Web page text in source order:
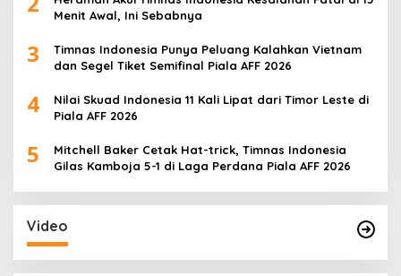
Menit Awal, Ini Sebabnya
3
Timnas Indonesia Punya Peluang Kalahkan Vietnam
dan Segel Tiket Semifinal Piala AFF 2026
4
Nilai Skuad Indonesia 11 Kali Lipat dari Timor Leste di
Piala AFF 2026
5
Mitchell Baker Cetak Hat-trick, Timnas Indonesia
Gilas Kamboja 5-1 di Laga Perdana Piala AFF 2026
Video